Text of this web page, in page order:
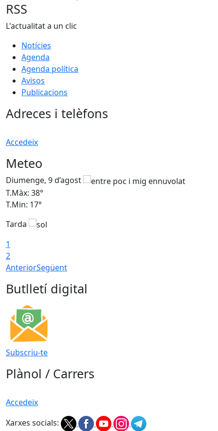
RSS
L'actualitat a un clic
Notícies
Agenda
Agenda política
Avisos
Publicacions
Adreces i telèfons
Accedeix
Meteo
Diumenge, 9 d’agost
T.Màx: 38°
T.Min: 17°
Tarda
1
2
AnteriorSegüent
Butlletí digital
Subscriu-te
Plànol / Carrers
Accedeix
Xarxes socials: